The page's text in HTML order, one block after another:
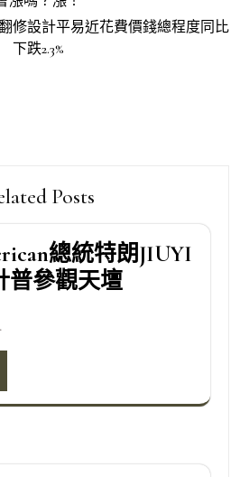
修設計平易近花費價錢總程度同比
下跌2.3%
Posts
總統特朗JIUYI
普參觀天壇